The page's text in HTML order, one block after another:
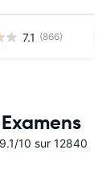
7.1 (866)
10 sur 12840